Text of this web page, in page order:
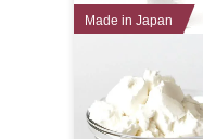
Made in Japan